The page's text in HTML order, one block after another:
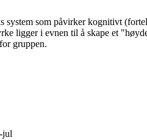
system som påvirker kognitivt
ligger i evnen til å skape et
gruppen.
jul